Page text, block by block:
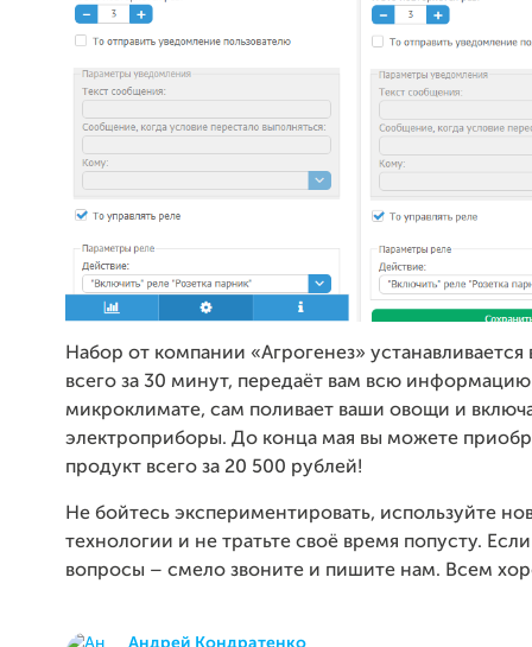
Набор от компании «Агрогенез» устанавливается
всего за 30 минут, передаёт вам всю
микроклимате, сам поливает ваши овощи и
электроприборы. До конца мая вы можете
продукт всего за 20 500 рублей!
Не бойтесь экспериментировать, используйте
технологии и не тратьте своё время попусту. Если
вопросы – смело звоните и пишите нам. Всем